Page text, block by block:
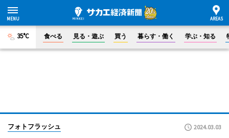
35°C 食べる 見る・遊ぶ 買う 暮らす・働く 学ぶ・知る
フォトフラッシュ 2024.03.03